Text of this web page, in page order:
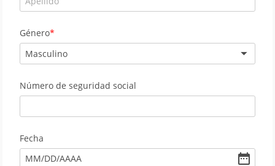
Género
Masculino
Número de seguridad social
Fecha
MM/DD/AAAA